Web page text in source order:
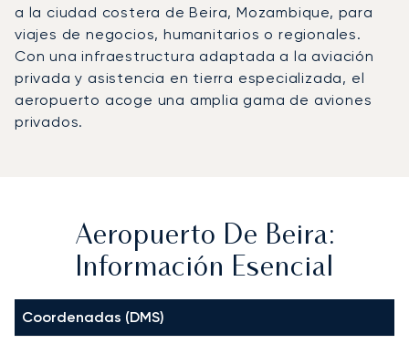
a la ciudad costera de Beira, Mozambique, para
viajes de negocios, humanitarios o regionales.
Con una infraestructura adaptada a la aviación
privada y asistencia en tierra especializada, el
aeropuerto acoge una amplia gama de aviones
privados.
Aeropuerto De Beira:
Información Esencial
Coordenadas (DMS)